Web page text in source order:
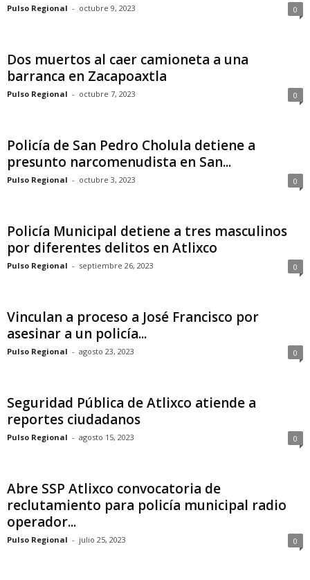
Pulso Regional - octubre 9, 2023 0
Dos muertos al caer camioneta a una
barranca en Zacapoaxtla
Pulso Regional - octubre 7, 2023 0
Policía de San Pedro Cholula detiene a
presunto narcomenudista en San...
Pulso Regional - octubre 3, 2023 0
Policía Municipal detiene a tres masculinos
por diferentes delitos en Atlixco
Pulso Regional - septiembre 26, 2023 0
Vinculan a proceso a José Francisco por
asesinar a un policía...
Pulso Regional - agosto 23, 2023 0
Seguridad Pública de Atlixco atiende a
reportes ciudadanos
Pulso Regional - agosto 15, 2023 0
Abre SSP Atlixco convocatoria de
reclutamiento para policía municipal radio
operador...
Pulso Regional - julio 25, 2023 0